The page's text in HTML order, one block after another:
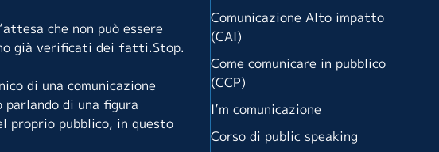
che non può essere
già verificati dei fatti.Stop.
di una comunicazione
di una figura
proprio pubblico, in questo
Comunicazione Alto impatto
(CAI)
Come comunicare in pubblico
(CCP)
I’m comunicazione
Corso di public speaking